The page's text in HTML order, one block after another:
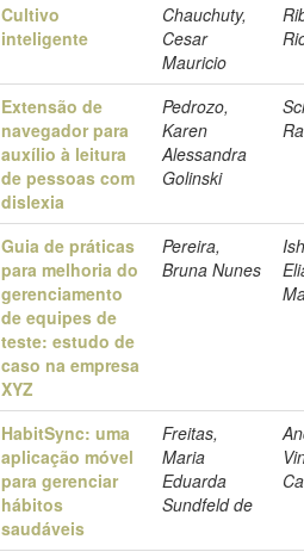
Cultivo
inteligente
Chauchuty,
Cesar
Mauricio
Extensão de
navegador para
auxílio à leitura
de pessoas com
dislexia
Pedrozo,
Karen
Alessandra
Golinski
Guia de práticas
para melhoria do
gerenciamento
de equipes de
teste: estudo de
caso na empresa
XYZ
Pereira,
Bruna Nunes
HabitSync: uma
aplicação móvel
para gerenciar
hábitos
saudáveis
Freitas,
Maria
Eduarda
Sundfeld de